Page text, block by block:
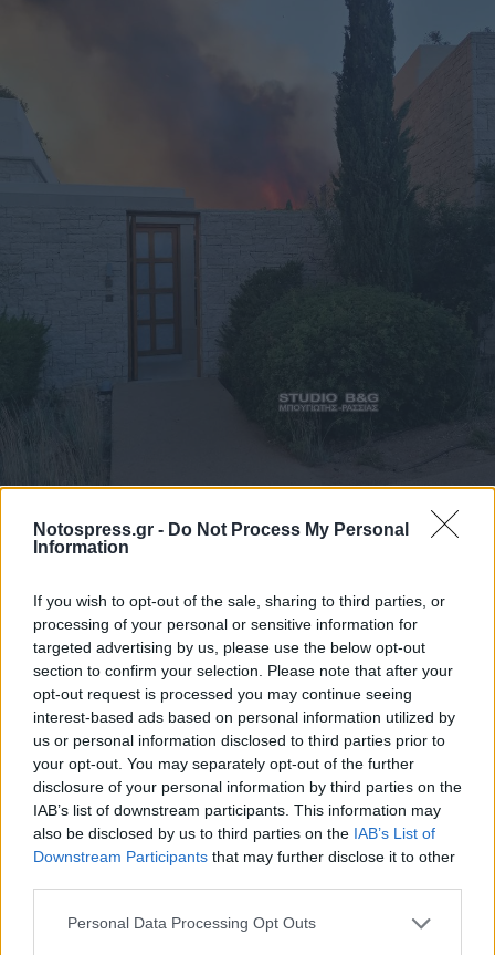
Notospress.gr - Do Not Process My Personal
Information
If you wish to opt-out of the sale, sharing to third parties, or
processing of your personal or sensitive information for
targeted advertising by us, please use the below opt-out
section to confirm your selection. Please note that after your
opt-out request is processed you may continue seeing
interest-based ads based on personal information utilized by
us or personal information disclosed to third parties prior to
your opt-out. You may separately opt-out of the further
disclosure of your personal information by third parties on the
IAB’s list of downstream participants. This information may
also be disclosed by us to third parties on the IAB’s List of
Downstream Participants that may further disclose it to other
Personal Data Processing Opt Outs
Photo 4/12
ΜΠΟΥΓΙΩΤΗΣ - Γ.ΡΑΣΣΙΑΣ